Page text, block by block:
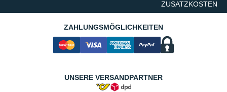
ZUSATZKOSTEN
ZAHLUNGSMÖGLICHKEITEN
UNSERE VERSANDPARTNER